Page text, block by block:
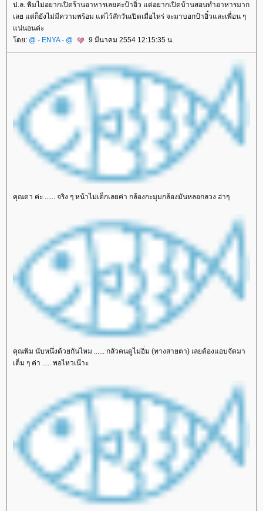
ป.ล. พิมไม่อยากเปิดร้านอาหารเลยค่ะป้าอิ๋ว แต่อยากเปิดบ้านสอนทำอาหารมาก
เลย แต่ก็ยังไม่มีความพร้อม แต่ไว้สักวันเปิดเมื่อไหร่ จะมาบอกป้าอิ๋วและเพื่อน ๆ
น่นอนค่ะ
ดย: @ - ENYA - @ 9 มีนาคม 2554 12:15:35 น.
คุณดา ค่ะ ...... จริง ๆ หน้าไม่เด็กเลยค่า กล้องกะมุมกล้องมันหลอกลวง ฮ่าๆ
คุณพิม นับหนึ่งด้วยกันไหม ...... กลัวคนดูไม่อิ่ม (ทางสายตา) เลยต้องแอบจัดมา
เต็ม ๆ ค่า ..... พอไหวเน๊าะ